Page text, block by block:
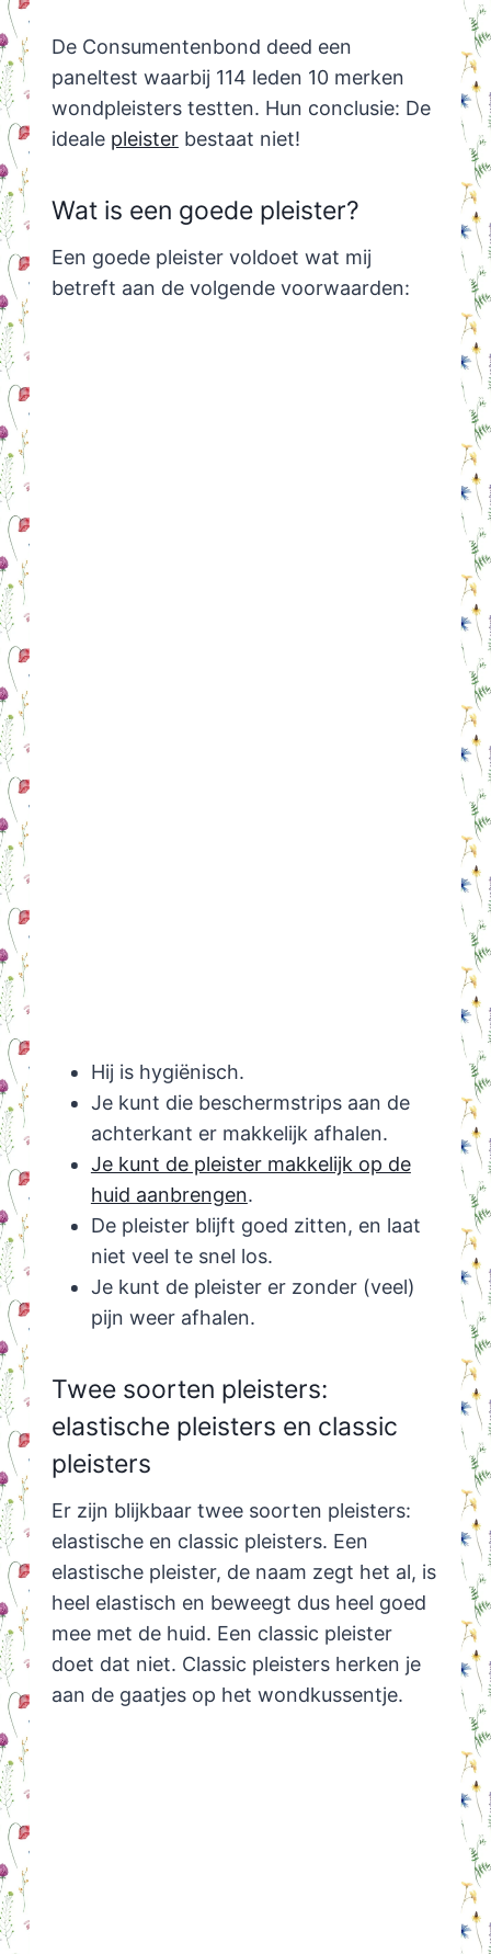
De Consumentenbond deed een
paneltest waarbij 114 leden 10 merken
wondpleisters testten. Hun conclusie: De
ideale pleisterbestaat niet!
Wat is een goede pleister?
Een goede pleister voldoet wat mij
betreft aan de volgende voorwaarden:
Hij is hygiënisch.
Je kunt die beschermstrips aan de
achterkant er makkelijk afhalen.
Je kunt de pleister makkelijk op de
huid aanbrengen.
De pleister blijft goed zitten, en laat
niet veel te snel los.
Je kunt de pleister er zonder (veel)
pijn weer afhalen.
Twee soorten pleisters:
elastische pleisters en classic
pleisters
Er zijn blijkbaar twee soorten pleisters:
elastische en classic pleisters. Een
elastische pleister, de naam zegt het al, is
heel elastisch en beweegt dus heel goed
mee met de huid. Een classic pleister
doet dat niet. Classic pleisters herken je
aan de gaatjes op het wondkussentje.